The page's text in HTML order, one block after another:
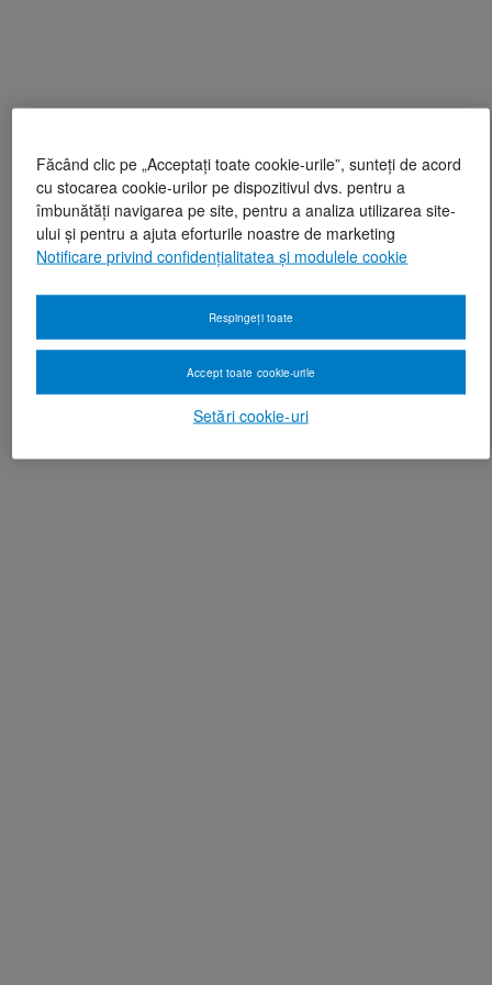
Făcând clic pe „Acceptați toate cookie-urile”, sunteți de acord
cu stocarea cookie-urilor pe dispozitivul dvs. pentru a
îmbunătăți navigarea pe site, pentru a analiza utilizarea site-
ului și pentru a ajuta eforturile noastre de marketing
Notificare privind confidențialitatea și modulele cookie
Setări cookie-uri
Respingeți toate
Accept toate cookie-urile